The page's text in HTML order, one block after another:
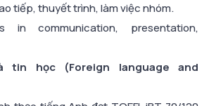
tiếp, thuyết trình, làm việc nhóm.
in communication, presentation,
tin học (Foreign language and